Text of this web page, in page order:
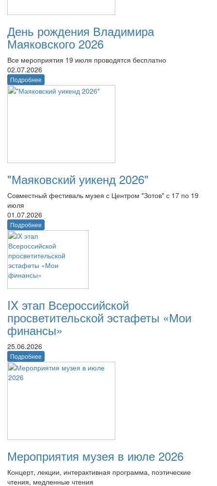
День рождения Владимира
Маяковского 2026
Все мероприятия 19 июля проводятся бесплатно
02.07.2026
Подробнее
"Маяковский уикенд 2026"
Совместный фестиваль музея с Центром "Зотов" с 17 по 19
июля
01.07.2026
Подробнее
IX этап Всероссийской
просветительской эстафеты «Мои
финансы»
25.06.2026
Подробнее
Мероприятия музея в июле 2026
Концерт, лекции, интерактивная программа, поэтические
чтения, медленные чтения